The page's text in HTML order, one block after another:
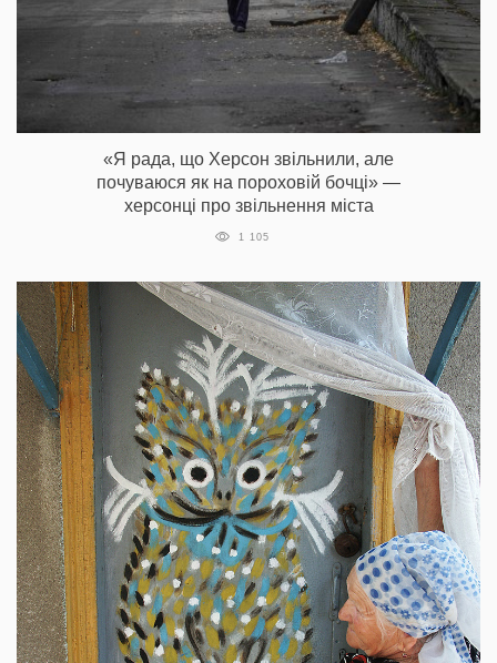
«Я рада, що Херсон звільнили, але
почуваюся як на пороховій бочці» —
херсонці про звільнення міста
1 105